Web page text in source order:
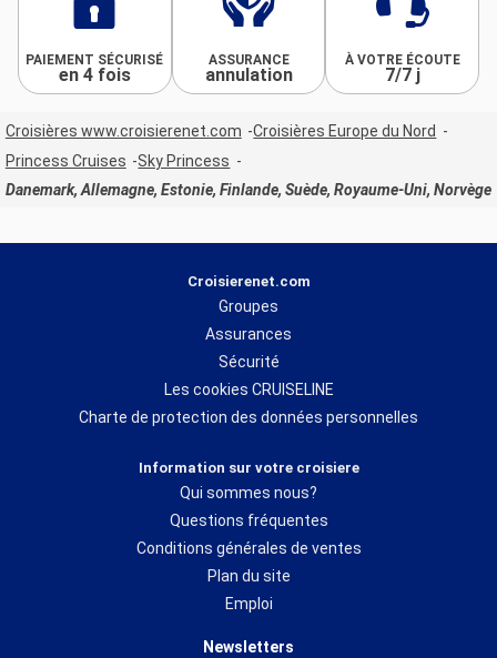
PAIEMENT SÉCURISÉ
en 4 fois
ASSURANCE
annulation
À VOTRE ÉCOUTE
7/7 j
Croisières www.croisierenet.com
Croisières Europe du Nord
Princess Cruises
Sky Princess
Danemark, Allemagne, Estonie, Finlande, Suède, Royaume-Uni, Norvège
Croisierenet.com
Groupes
Assurances
Sécurité
Les cookies CRUISELINE
Charte de protection des données personnelles
Information sur votre croisiere
Qui sommes nous?
Questions fréquentes
Conditions générales de ventes
Plan du site
Emploi
Newsletters